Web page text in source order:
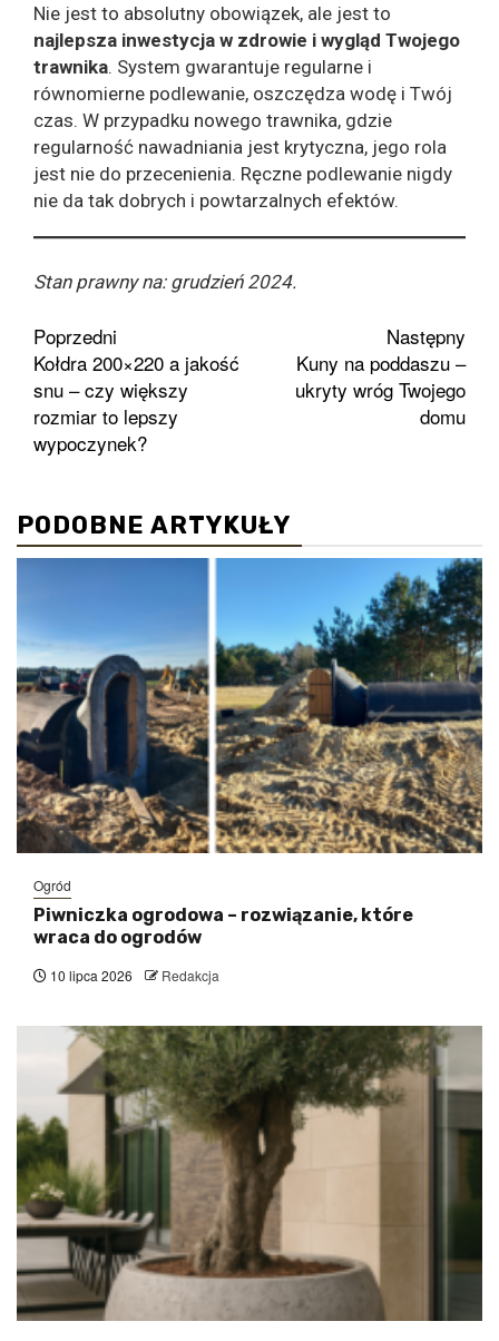
Nie jest to absolutny obowiązek, ale jest to
najlepsza inwestycja w zdrowie i wygląd Twojego
trawnika. System gwarantuje regularne i
równomierne podlewanie, oszczędza wodę i Twój
czas. W przypadku nowego trawnika, gdzie
regularność nawadniania jest krytyczna, jego rola
jest nie do przecenienia. Ręczne podlewanie nigdy
nie da tak dobrych i powtarzalnych efektów.
Stan prawny na: grudzień 2024.
Zobacz
wpisy
Poprzedni
Kołdra 200×220 a jakość
snu – czy większy
rozmiar to lepszy
wypoczynek?
Następny
Kuny na poddaszu –
ukryty wróg Twojego
domu
PODOBNE ARTYKUŁY
Ogród
Piwniczka ogrodowa – rozwiązanie, które
wraca do ogrodów
10 lipca 2026 Redakcja